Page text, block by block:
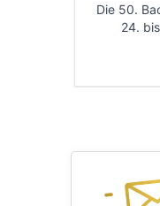
Die 50.
24.